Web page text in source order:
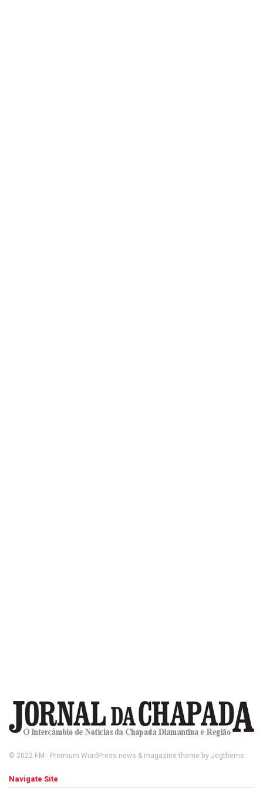
© 2022 FM - Premium WordPress news & magazine theme by Jegtheme.
Navigate Site